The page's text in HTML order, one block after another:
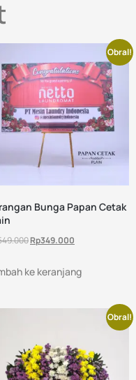
Obral!
Bunga Papan Cetak
Rp349.000
ke keranjang
Obral!